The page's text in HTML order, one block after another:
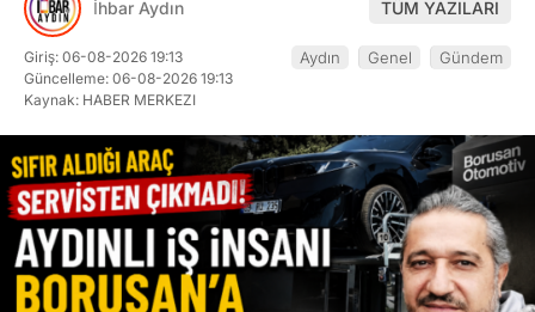
İhbar Aydın TÜM YAZILARI
Giriş: 06-08-2026 19:13
Güncelleme: 06-08-2026 19:13
Kaynak: HABER MERKEZI
Aydın Genel Gündem